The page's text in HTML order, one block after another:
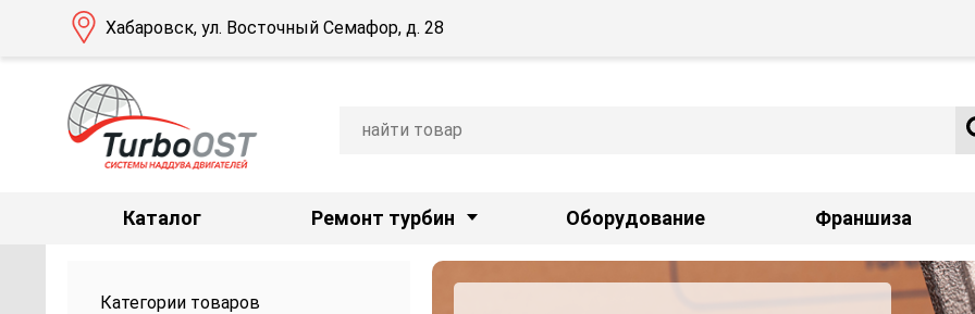
Каталог Ремонт турбин Оборудование Франшиза
Хабаровск, ул. Восточный Семафор, д. 28
Категории товаров